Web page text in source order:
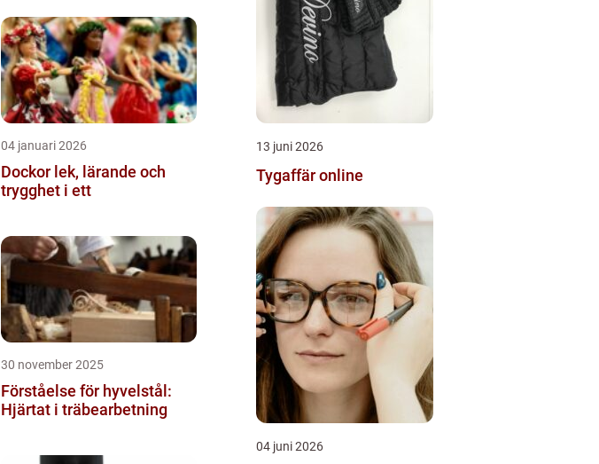
04 januari 2026
Dockor lek, lärande och
trygghet i ett
30 november 2025
Förståelse för hyvelstål:
Hjärtat i träbearbetning
13 juni 2026
Tygaffär online
04 juni 2026